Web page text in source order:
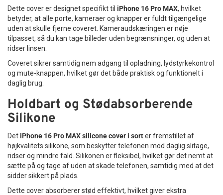
Dette cover er designet specifikt til iPhone 16 Pro MAX, hvilket
betyder, at alle porte, kameraer og knapper er fuldt tilgængelige
uden at skulle fjerne coveret. Kameraudskæringen er nøje
tilpasset, så du kan tage billeder uden begrænsninger, og uden at
ridser linsen.
Coveret sikrer samtidig nem adgang til opladning, lydstyrkekontrol
og mute-knappen, hvilket gør det både praktisk og funktionelt i
daglig brug.
Holdbart og Stødabsorberende
Silikone
DetiPhone 16 Pro MAX silicone cover i sorter fremstillet af
højkvalitets silikone, som beskytter telefonen mod daglig slitage,
ridser og mindre fald. Silikonen er fleksibel, hvilket gør det nemt at
sætte på og tage af uden at skade telefonen, samtidig med at det
sidder sikkert på plads.
Dette cover absorberer stød effektivt, hvilket giver ekstra